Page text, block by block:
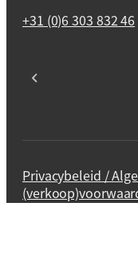
+31 (0)6 303 832 46
Privacybeleid /